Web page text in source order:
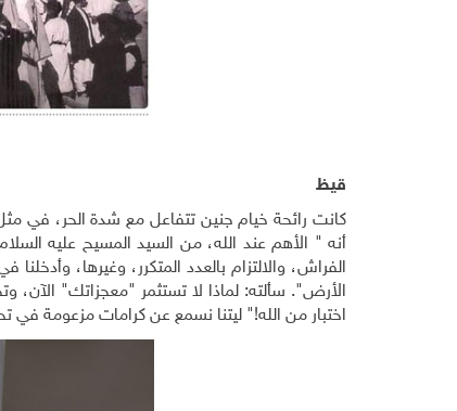
قيظ
أنه " الأهم عند الله، من السيد المسيح عليه
الفراش، والالتزام بالعدد المتكرر، وغيرها،
الأرض". سألته: لماذا لا تستثمر "معجزاتك"
اختبار من الله!" ليتنا نسمع عن كرامات مزعومة في تحدي كوفيد 19، الذي يصول